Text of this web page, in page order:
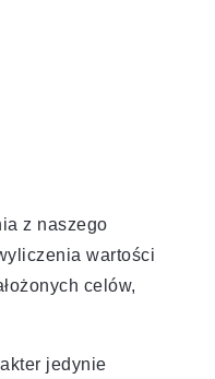
z naszego
wartości
celów,
jedynie